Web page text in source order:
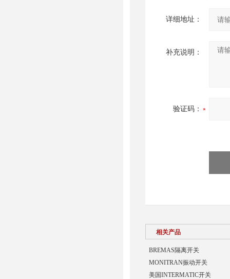
详细地址：
补充说明：
验证码：
相关产品
BREMAS隔离开关
MONITRAN振动开关
美国INTERMATIC开关